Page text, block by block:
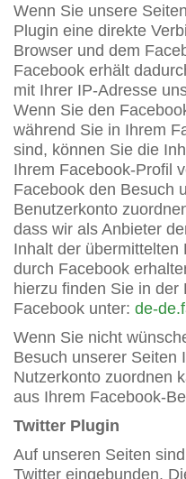
Wenn Sie unsere
Plugin eine direkte
Browser und dem
Facebook erhält
mit Ihrer IP-Adresse
Wenn Sie den
während Sie in Ihrem
sind, können Sie die
Ihrem Facebook-Profil
Facebook den Besuch
Benutzerkonto
dass wir als Anbieter
Inhalt der übermittelten
durch Facebook
hierzu finden Sie in der
Facebook unter: de-
Wenn Sie nicht
Besuch unserer Seiten
Nutzerkonto zuordnen
aus Ihrem Facebook-
Twitter Plugin
Auf unseren Seiten
Twitter eingebunden.